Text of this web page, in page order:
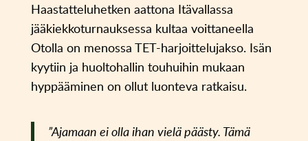
Haastatteluhetken aattona Itävallassa
jääkiekkoturnauksessa kultaa voittaneella
Otolla on menossa TET-harjoittelujakso. Isän
kyytiin ja huoltohallin touhuihin mukaan
hyppääminen on ollut luonteva ratkaisu.
”Ajamaan ei olla ihan vielä päästy. Tämä